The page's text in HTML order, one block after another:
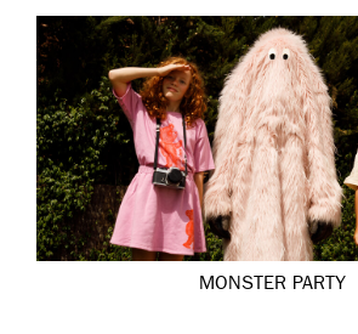
MONSTER PARTY